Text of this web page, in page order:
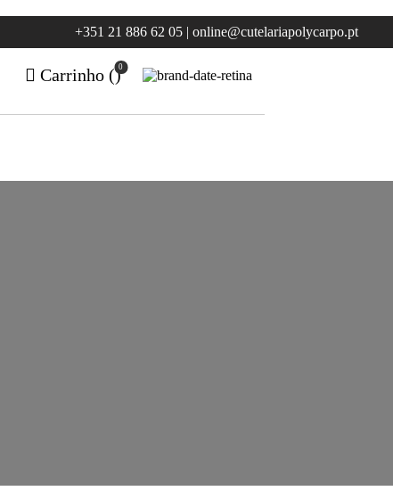
+351 21 886 62 05 | online@cutelariapolycarpo.pt
Carrinho ( 0
)